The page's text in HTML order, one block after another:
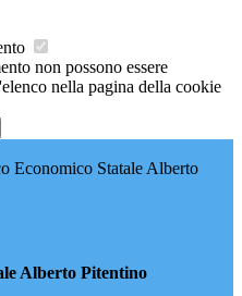
non possono essere
nella pagina della cookie
Economico Statale Alberto
Alberto Pitentino